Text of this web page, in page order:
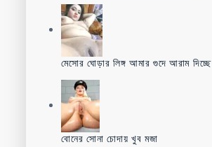
মেসোর ঘোড়ার লিঙ্গ আমার গুদে আরাম দিচ্ছে
বোনের সোনা চোদায় খুব মজা